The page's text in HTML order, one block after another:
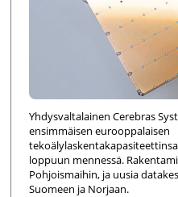
Yhdysvaltalainen Cerebras
ensimmäisen eurooppalaisen
loppuun mennessä.
Pohjoismaihin, ja uusia
Suomeen ja Norjaan.